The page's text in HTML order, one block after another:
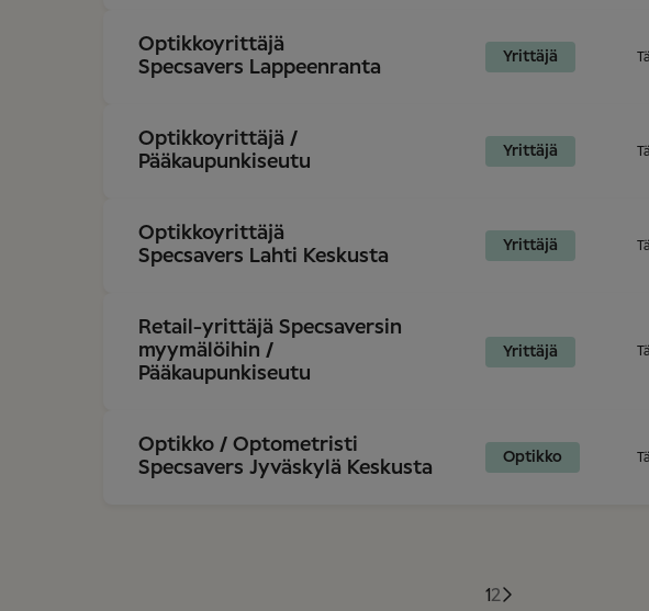
Optikkoyrittäjä
Specsavers Lappeenranta
Yrittäjä
Optikkoyrittäjä /
Pääkaupunkiseutu
Yrittäjä
Optikkoyrittäjä
Specsavers Lahti Keskusta
Yrittäjä
Retail-yrittäjä Specsaversin
myymälöihin /
Pääkaupunkiseutu
Yrittäjä
Optikko / Optometristi
Specsavers Jyväskylä Keskusta
Optikko
12